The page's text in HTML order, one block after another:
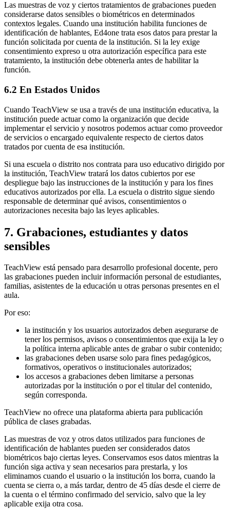
Las muestras de voz y ciertos tratamientos de grabaciones pueden
considerarse datos sensibles o biométricos en determinados
contextos legales. Cuando una institución habilita funciones de
identificación de hablantes, Ed4one trata esos datos para prestar la
función solicitada por cuenta de la institución. Si la ley exige
consentimiento expreso u otra autorización específica para este
tratamiento, la institución debe obtenerla antes de habilitar la
función.
6.2 En Estados Unidos
Cuando TeachView se usa a través de una institución educativa, la
institución puede actuar como la organización que decide
implementar el servicio y nosotros podemos actuar como proveedor
de servicios o encargado equivalente respecto de ciertos datos
tratados por cuenta de esa institución.
Si una escuela o distrito nos contrata para uso educativo dirigido por
la institución, TeachView tratará los datos cubiertos por ese
despliegue bajo las instrucciones de la institución y para los fines
educativos autorizados por ella. La escuela o distrito sigue siendo
responsable de determinar qué avisos, consentimientos o
autorizaciones necesita bajo las leyes aplicables.
7. Grabaciones, estudiantes y datos
sensibles
TeachView está pensado para desarrollo profesional docente, pero
las grabaciones pueden incluir información personal de estudiantes,
familias, asistentes de la educación u otras personas presentes en el
aula.
Por eso:
la institución y los usuarios autorizados deben asegurarse de
tener los permisos, avisos o consentimientos que exija la ley o
la política interna aplicable antes de grabar o subir contenido;
las grabaciones deben usarse solo para fines pedagógicos,
formativos, operativos o institucionales autorizados;
los accesos a grabaciones deben limitarse a personas
autorizadas por la institución o por el titular del contenido,
según corresponda.
TeachView no ofrece una plataforma abierta para publicación
pública de clases grabadas.
Las muestras de voz y otros datos utilizados para funciones de
identificación de hablantes pueden ser considerados datos
biométricos bajo ciertas leyes. Conservamos esos datos mientras la
función siga activa y sean necesarios para prestarla, y los
eliminamos cuando el usuario o la institución los borra, cuando la
cuenta se cierra o, a más tardar, dentro de 45 días desde el cierre de
la cuenta o el término confirmado del servicio, salvo que la ley
aplicable exija otra cosa.